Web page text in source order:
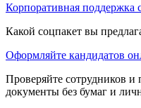
Корпоративная поддержка
Какой соцпакет вы
Оформляйте кандидатов
Проверяйте сотрудников
документы без бумаг и